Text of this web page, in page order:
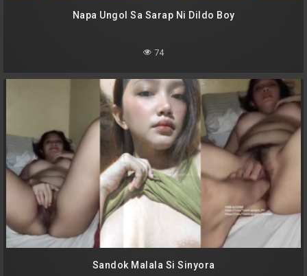
Napa Ungol Sa Sarap Ni Dildo Boy
74
Sandok Malala Si Sinyora